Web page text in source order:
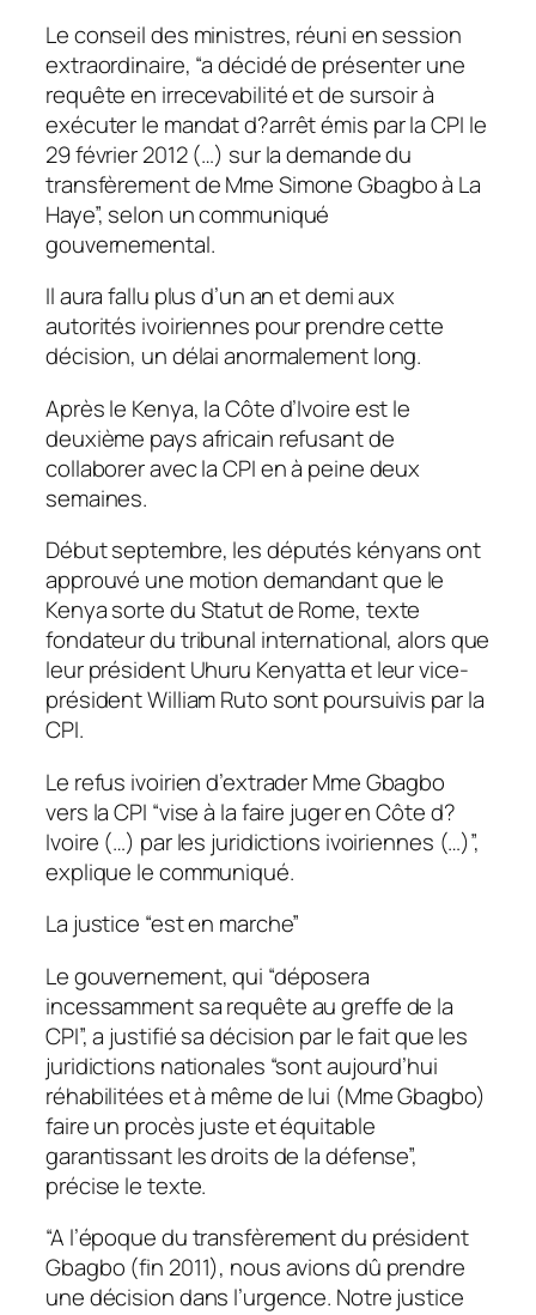
Le conseil des ministres, réuni en session
extraordinaire, “a décidé de présenter une
requête en irrecevabilité et de sursoir à
exécuter le mandat d?arrêt émis par la CPI le
29 février 2012 (…) sur la demande du
transfèrement de Mme Simone Gbagbo à La
Haye”, selon un communiqué
gouvernemental.
Il aura fallu plus d’un an et demi aux
autorités ivoiriennes pour prendre cette
décision, un délai anormalement long.
Après le Kenya, la Côte d’Ivoire est le
deuxième pays africain refusant de
collaborer avec la CPI en à peine deux
semaines.
Début septembre, les députés kényans ont
approuvé une motion demandant que le
Kenya sorte du Statut de Rome, texte
fondateur du tribunal international, alors que
leur président Uhuru Kenyatta et leur vice-
président William Ruto sont poursuivis par la
CPI.
Le refus ivoirien d’extrader Mme Gbagbo
vers la CPI “vise à la faire juger en Côte d?
Ivoire (…) par les juridictions ivoiriennes (…)”,
explique le communiqué.
La justice “est en marche”
Le gouvernement, qui “déposera
incessamment sa requête au greffe de la
CPI”, a justifié sa décision par le fait que les
juridictions nationales “sont aujourd’hui
réhabilitées et à même de lui (Mme Gbagbo)
faire un procès juste et équitable
garantissant les droits de la défense”,
précise le texte.
“A l’époque du transfèrement du président
Gbagbo (fin 2011), nous avions dû prendre
une décision dans l’urgence. Notre justice